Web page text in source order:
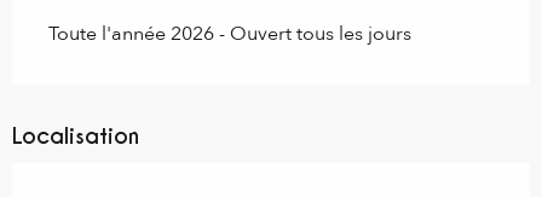
Toute l'année 2026 - Ouvert tous les jours
Localisation